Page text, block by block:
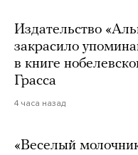
Издательство
закрасило
в книге
Грасса
4 часа назад
«Веселый